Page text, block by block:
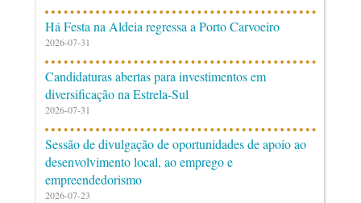
Há Festa na Aldeia regressa a Porto Carvoeiro
2026-07-31
Candidaturas abertas para investimentos em
diversificação na Estrela-Sul
2026-07-31
Sessão de divulgação de oportunidades de apoio ao
desenvolvimento local, ao emprego e
empreendedorismo
2026-07-23